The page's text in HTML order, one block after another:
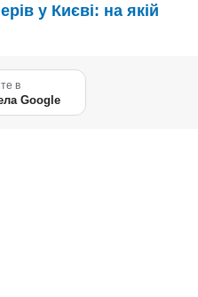
у Києві: на якій
в
Google